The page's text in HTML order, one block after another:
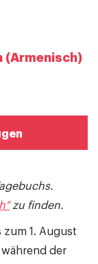
(Armenisch)
zu finden.
zum 1. August
der